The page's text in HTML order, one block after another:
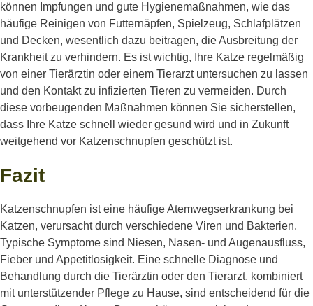
können Impfungen und gute Hygienemaßnahmen, wie das
häufige Reinigen von Futternäpfen, Spielzeug, Schlafplätzen
und Decken, wesentlich dazu beitragen, die Ausbreitung der
Krankheit zu verhindern. Es ist wichtig, Ihre Katze regelmäßig
von einer Tierärztin oder einem Tierarzt untersuchen zu lassen
und den Kontakt zu infizierten Tieren zu vermeiden. Durch
diese vorbeugenden Maßnahmen können Sie sicherstellen,
dass Ihre Katze schnell wieder gesund wird und in Zukunft
weitgehend vor Katzenschnupfen geschützt ist.
Fazit
Katzenschnupfen ist eine häufige Atemwegserkrankung bei
Katzen, verursacht durch verschiedene Viren und Bakterien.
Typische Symptome sind Niesen, Nasen- und Augenausfluss,
Fieber und Appetitlosigkeit. Eine schnelle Diagnose und
Behandlung durch die Tierärztin oder den Tierarzt, kombiniert
mit unterstützender Pflege zu Hause, sind entscheidend für die